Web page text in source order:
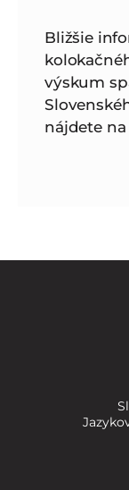
Bližšie
výskum
nájdete